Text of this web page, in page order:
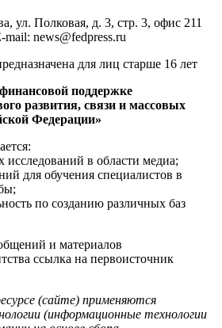
ул. Полковая, д. 3, стр. 3, офис 211
news@fedpress.ru
для лиц старше 16 лет
поддержке
развития, связи и массовых
Федерации»
в области медиа;
для обучения специалистов в
по созданию различных баз
и материалов
ссылка на первоисточник
(сайте) применяются
(информационные технологии